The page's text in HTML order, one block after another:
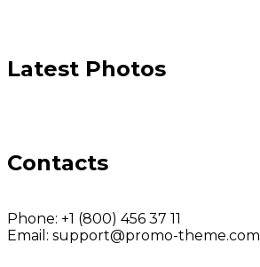
Latest Photos
Contacts
Phone: +1 (800) 456 37 11
Email: support@promo-theme.com